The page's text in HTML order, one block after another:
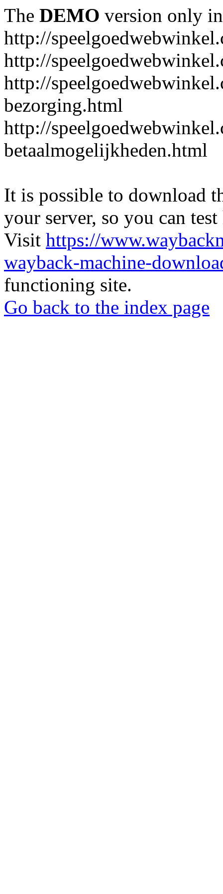
The DEMO version only
http://
http://
http://
bezorging.html
http://
betaalmogelijkheden.html
It is possible to download
your server, so you can
Visit https://
wayback-machine-
functioning site.
Go back to the index page